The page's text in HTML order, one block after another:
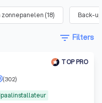
zonnepanelen (18) Back-
filter_list Filters
TOP PRO
(302)